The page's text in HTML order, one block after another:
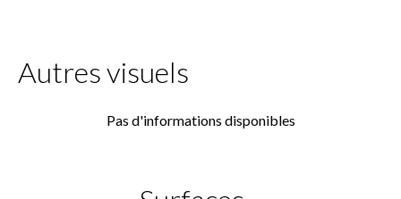
Autres visuels
Pas d'informations disponibles